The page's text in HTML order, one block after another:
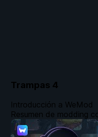
Trampas 4
Introducción a WeMod
Resumen de modding